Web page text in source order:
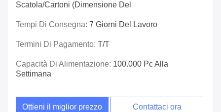
Scatola/cartoni (dimensione Del
Tempi Di Consegna: 7 Giorni Del Lavoro
Termini Di Pagamento: T/T
Capacità Di Alimentazione: 100.000 Pc Alla
Settimana
Ottieni il miglior prezzo Contattaci ora